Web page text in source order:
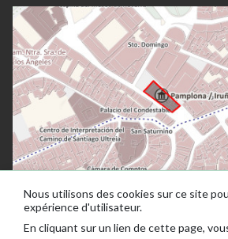
Nous utilisons des cookies sur ce site
expérience d'utilisateur.
En cliquant sur un lien de cette page,